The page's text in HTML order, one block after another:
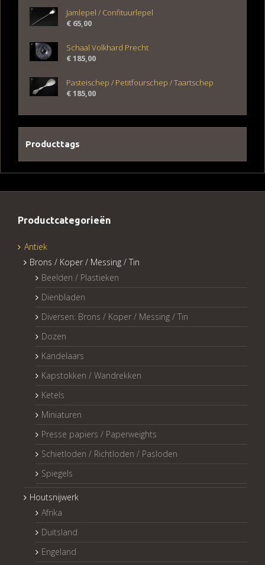
Jamlepel / Confituurlepel
€ 65,00
Schaal Volkhard Precht
€185,00
Pasteischep / Petitfourschep / Taartschep
€185,00
Producttags
Productcategorieën
Antiek
Brons / Koper / Messing / Tin
Beelden / Plastieken
Dienbladen
Diversen: Brons / Koper / Messing / Tin
Dozen
Kandelaars
Kapstokken / Wandrekken
Ketels
Miniaturen
Presse papiers / Paperweights
Schietloden / Richtloden / Pasloden
Spiegels
Houtsnijwerk
Afrika
Duitsland
Engeland